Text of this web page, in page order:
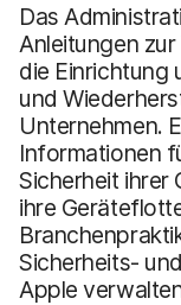
Das
Anleitungen
die Einrichtung
und
Unternehmen.
Informationen
Sicherheit ihrer
ihre
Sicherheits-
Apple